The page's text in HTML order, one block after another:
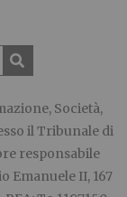
Società,
il Tribunale di
responsabile
Emanuele II, 167